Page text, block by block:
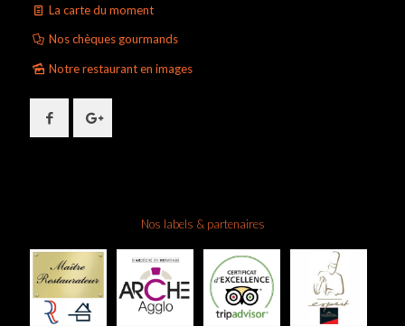
La carte du moment
Nos chèques gourmands
Notre restaurant en images
Nos labels & partenaires